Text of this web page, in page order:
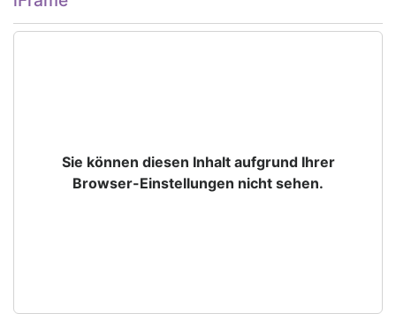
Sie können diesen Inhalt aufgrund Ihrer
Browser-Einstellungen nicht sehen.